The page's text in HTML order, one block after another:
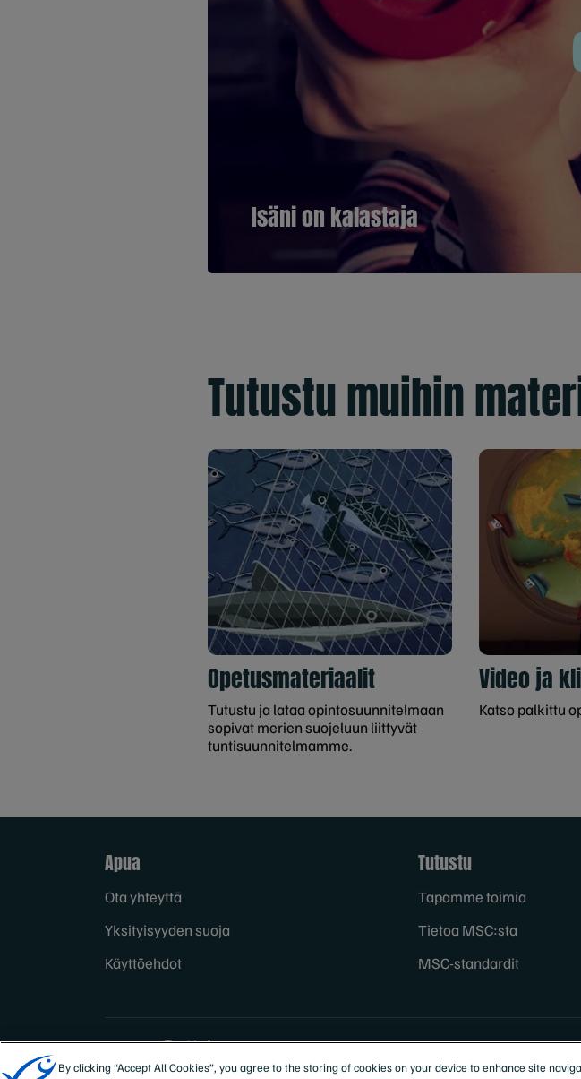
Isäni on kalastaja
Tutustu muihin
Opetusmateriaalit
Tutustu ja lataa opintosuunnitelmaan
sopivat merien suojeluun liittyvät
tuntisuunnitelmamme.
Video ja
Katso palkittu
Apua
Ota yhteyttä
Yksityisyyden suoja
Käyttöehdot
Tutustu
Tapamme toimia
Tietoa MSC:sta
MSC-standardit
By clicking “Accept All Cookies”, you agree to the storing of cookies on your device to enhance site